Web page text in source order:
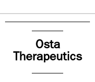
Osta
Therapeutics